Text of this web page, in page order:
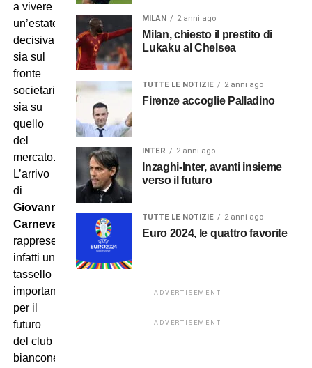
a vivere
un’estate
decisiva,
sia sul
fronte
societario
sia su
quello
del
mercato.
L’arrivo
di
Giovanni
Carnevali
rappresenta
infatti un
tassello
importante
per il
futuro
del club
bianconero,
MILAN 2 anni ago
Milan, chiesto il prestito di
Lukaku al Chelsea
TUTTE LE NOTIZIE 2 anni ago
Firenze accoglie Palladino
INTER 2 anni ago
Inzaghi-Inter, avanti insieme
verso il futuro
TUTTE LE NOTIZIE 2 anni ago
Euro 2024, le quattro favorite
ADVERTISEMENT
ADVERTISEMENT